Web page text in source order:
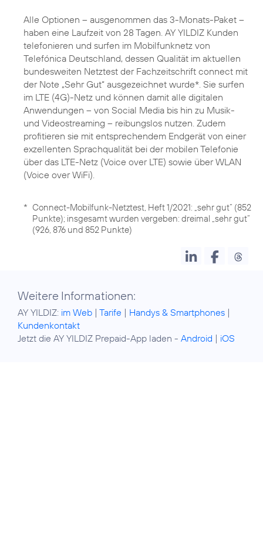
Alle Optionen – ausgenommen das 3-Monats-Paket –
haben eine Laufzeit von 28 Tagen. AY YILDIZ Kunden
telefonieren und surfen im Mobilfunknetz von
Telefónica Deutschland, dessen Qualität im aktuellen
bundesweiten Netztest der Fachzeitschrift connect mit
der Note „Sehr Gut“ ausgezeichnet wurde*. Sie surfen
im LTE (4G)-Netz und können damit alle digitalen
Anwendungen – von Social Media bis hin zu Musik-
und Videostreaming – reibungslos nutzen. Zudem
profitieren sie mit entsprechendem Endgerät von einer
exzellenten Sprachqualität bei der mobilen Telefonie
über das LTE-Netz (Voice over LTE) sowie über WLAN
(Voice over WiFi).
* Connect-Mobilfunk-Netztest, Heft 1/2021: „sehr gut“ (852
Punkte); insgesamt wurden vergeben: dreimal „sehr gut“
(926, 876 und 852 Punkte)
Weitere Informationen:
AY YILDIZ: im Web | Tarife | Handys & Smartphones |
Kundenkontakt
Jetzt die AY YILDIZ Prepaid-App laden - Android | iOS